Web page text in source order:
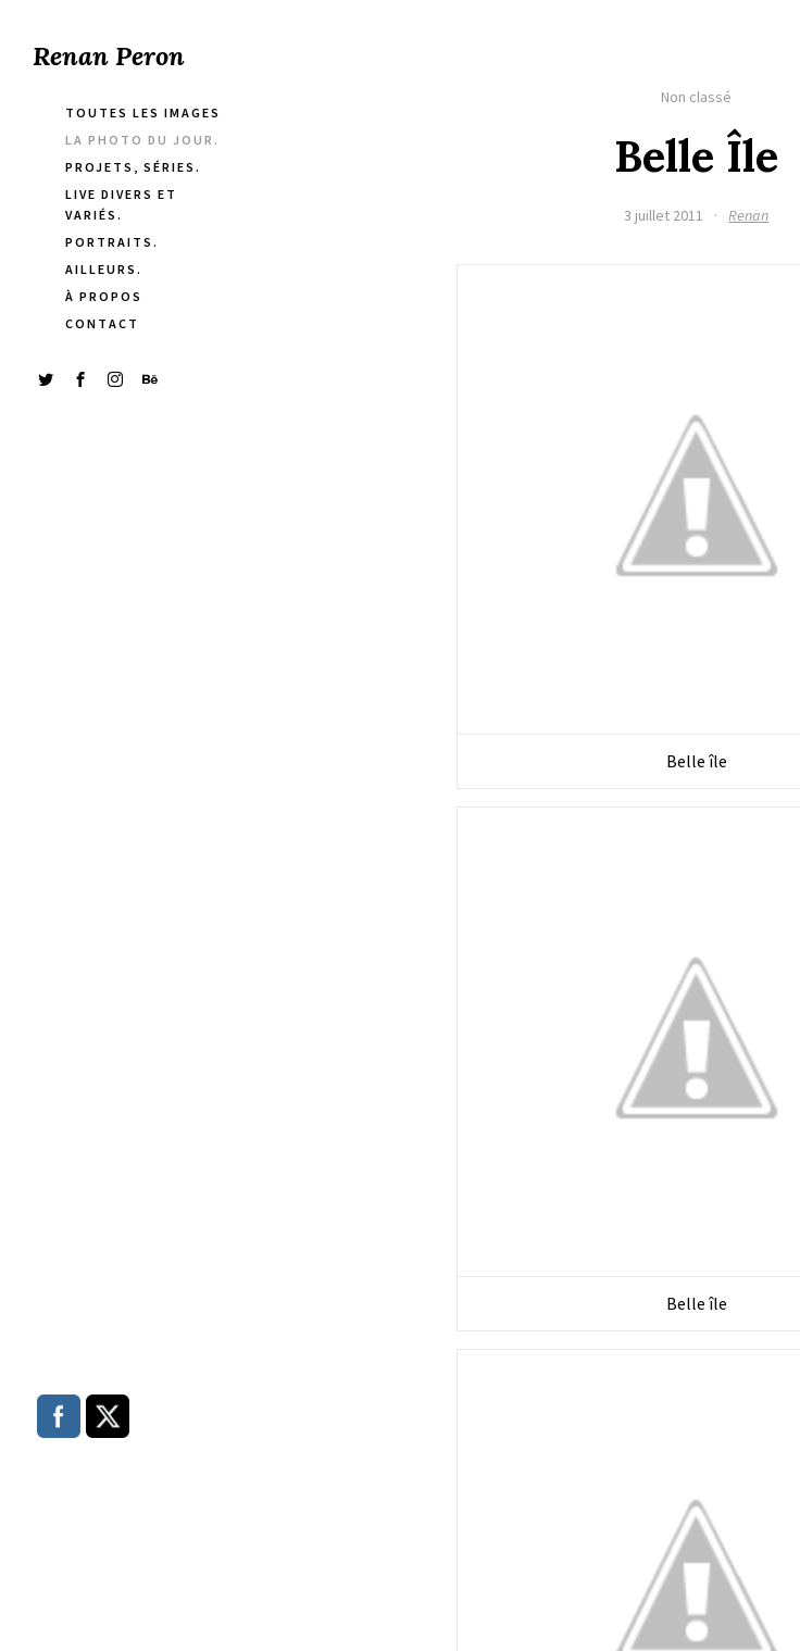
Renan Peron
TOUTES LES IMAGES
LA PHOTO DU JOUR.
PROJETS, SÉRIES.
LIVE DIVERS ET
VARIÉS.
PORTRAITS.
AILLEURS.
À PROPOS
CONTACT
Non classé
Belle Île
3 juillet 2011 · Renan
Belle île
Belle île